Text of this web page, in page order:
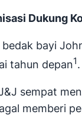
Dukung
bayi
tahun depan1
sempat
memberi